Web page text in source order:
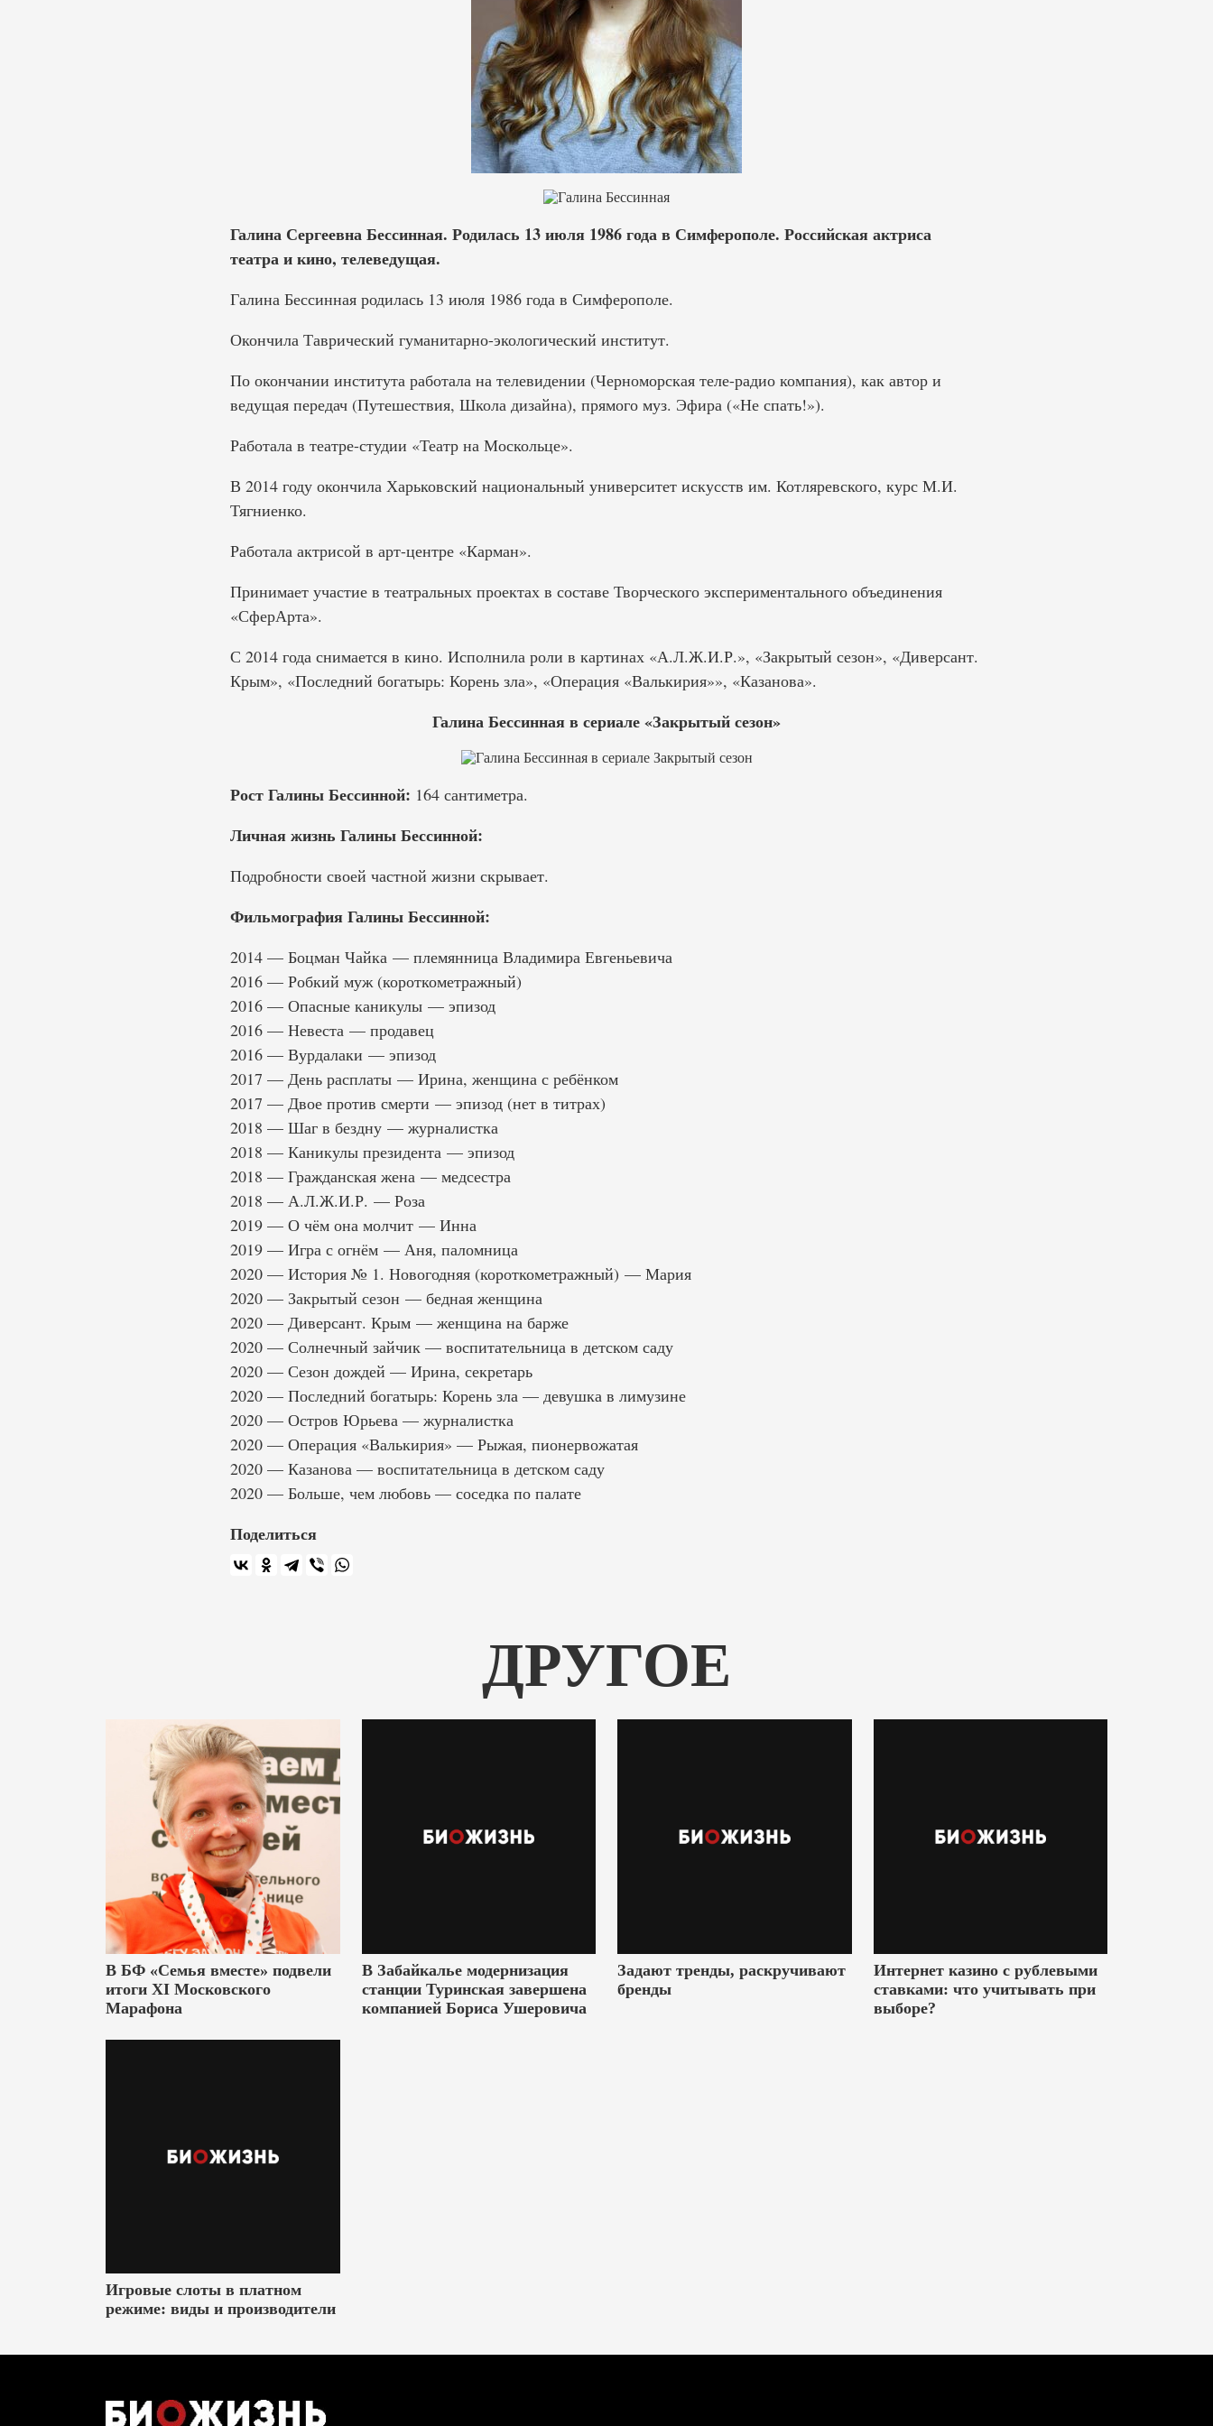
Галина Сергеевна Бессинная. Родилась 13 июля 1986 года в Симферополе. Российская актриса
театра и кино, телеведущая.
Галина Бессинная родилась 13 июля 1986 года в Симферополе.
Окончила Таврический гуманитарно-экологический институт.
По окончании института работала на телевидении (Черноморская теле-радио компания), как автор и
ведущая передач (Путешествия, Школа дизайна), прямого муз. Эфира («Не спать!»).
Работала в театре-студии «Театр на Москольце».
В 2014 году окончила Харьковский национальный университет искусств им. Котляревского, курс М.И.
Тягниенко.
Работала актрисой в арт-центре «Карман».
Принимает участие в театральных проектах в составе Творческого экспериментального объединения
«СферАрта».
С 2014 года снимается в кино. Исполнила роли в картинах «А.Л.Ж.И.Р.», «Закрытый сезон», «Диверсант.
Крым», «Последний богатырь: Корень зла», «Операция «Валькирия»», «Казанова».
Галина Бессинная в сериале «Закрытый сезон»
Рост Галины Бессинной: 164 сантиметра.
Личная жизнь Галины Бессинной:
Подробности своей частной жизни скрывает.
Фильмография Галины Бессинной:
2014 — Боцман Чайка — племянница Владимира Евгеньевича
2016 — Робкий муж (короткометражный)
2016 — Опасные каникулы — эпизод
2016 — Невеста — продавец
2016 — Вурдалаки — эпизод
2017 — День расплаты — Ирина, женщина с ребёнком
2017 — Двое против смерти — эпизод (нет в титрах)
2018 — Шаг в бездну — журналистка
2018 — Каникулы президента — эпизод
2018 — Гражданская жена — медсестра
2018 — А.Л.Ж.И.Р. — Роза
2019 — О чём она молчит — Инна
2019 — Игра с огнём — Аня, паломница
2020 — История № 1. Новогодняя (короткометражный) — Мария
2020 — Закрытый сезон — бедная женщина
2020 — Диверсант. Крым — женщина на барже
2020 — Солнечный зайчик — воспитательница в детском саду
2020 — Сезон дождей — Ирина, секретарь
2020 — Последний богатырь: Корень зла — девушка в лимузине
2020 — Остров Юрьева — журналистка
2020 — Операция «Валькирия» — Рыжая, пионервожатая
2020 — Казанова — воспитательница в детском саду
2020 — Больше, чем любовь — соседка по палате
Поделиться
ДРУГОЕ
В БФ «Семья вместе» подвели
итоги XI Московского
Марафона
В Забайкалье модернизация
станции Туринская завершена
компанией Бориса Ушеровича
Задают тренды, раскручивают
бренды
Интернет казино с рублевыми
ставками: что учитывать при
выборе?
Игровые слоты в платном
режиме: виды и производители